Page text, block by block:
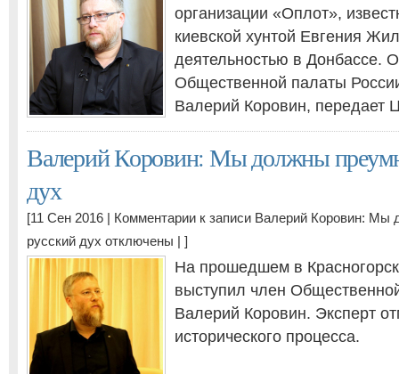
организации «Оплот»,
киевской хунтой Евгения
деятельностью в Донбассе.
Общественной палаты
Валерий Коровин, передает
Валерий Коровин: Мы должны
дух
[11 Сен 2016 | Комментарии к записи Валерий Коровин: Мы
русский дух отключены | ]
На прошедшем в
выступил член
Валерий Коровин. Эксперт
исторического процесса.